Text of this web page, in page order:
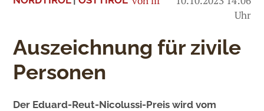
Uhr
Auszeichnung für zivile
Personen
Der Eduard-Reut-Nicolussi-Preis wird vom